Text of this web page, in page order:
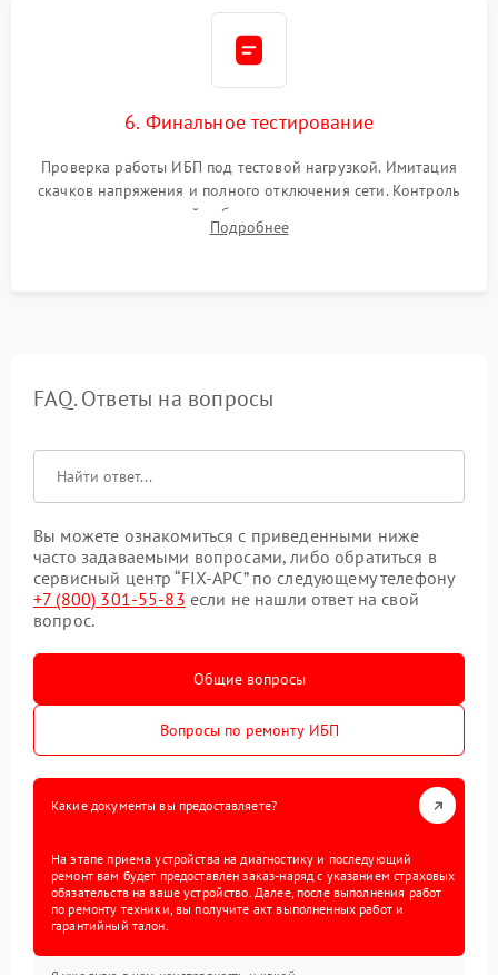
6. Финальное тестирование
Проверка работы ИБП под тестовой нагрузкой. Имитация
скачков напряжения и полного отключения сети. Контроль
времени автономной работы, температурного режима и
корректности формы выходного сигнала.
Подробнее
FAQ. Ответы на вопросы
Вы можете ознакомиться с приведенными ниже
часто задаваемыми вопросами, либо обратиться в
сервисный центр “FIX-APC” по следующему телефону
+7 (800) 301-55-83 если не нашли ответ на свой
вопрос.
Общие вопросы
Вопросы по ремонту ИБП
Какие документы вы предоставляете?
На этапе приема устройства на диагностику и последующий
ремонт вам будет предоставлен заказ-наряд с указанием страховых
обязательств на ваше устройство. Далее, после выполнения работ
по ремонту техники, вы получите акт выполненных работ и
гарантийный талон.